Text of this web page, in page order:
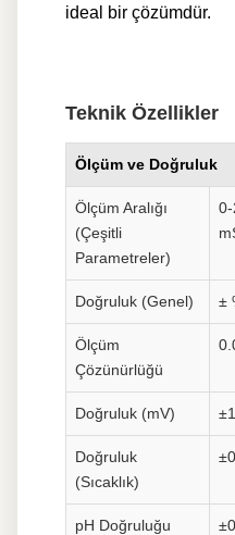
ideal bir çözümdür.
Teknik Özellikler
Ölçüm ve Doğruluk
Ölçüm Aralığı
(Çeşitli
Parametreler)
Doğruluk (Genel) ±
Ölçüm
Çözünürlüğü
Doğruluk (mV)
Doğruluk
(Sıcaklık)
pH Doğruluğu